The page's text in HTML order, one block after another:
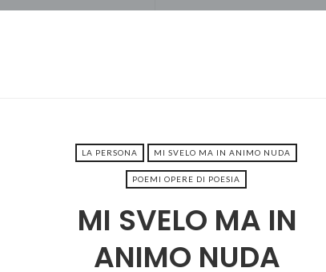
LA PERSONA MI SVELO MA IN ANIMO NUDA
POEMI OPERE DI POESIA
MI SVELO MA IN
ANIMO NUDA